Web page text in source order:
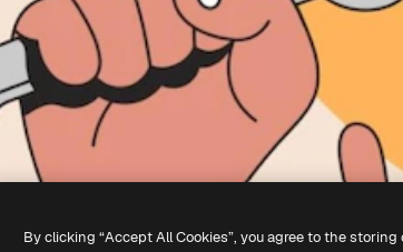
By clicking “Accept All Cookies”, you agree to the